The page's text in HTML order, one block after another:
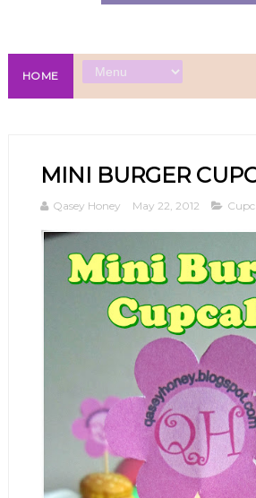
HOME
MINI BURGER
Qasey Honey May 22, 2012